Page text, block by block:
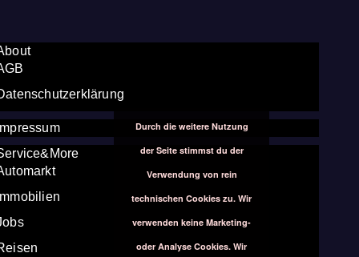
Durch die weitere Nutzung
der Seite stimmst du der
Verwendung von rein
technischen Cookies zu. Wir
verwenden keine Marketing-
oder Analyse Cookies. Wir